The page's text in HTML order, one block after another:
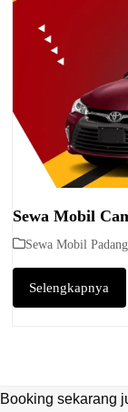
Sewa Mobil
Sewa Mobil Padang
Selengkapnya
Booking sekarang